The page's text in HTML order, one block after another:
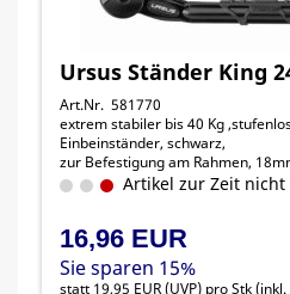
Ursus Ständer King
Art.Nr. 581770
extrem stabiler bis 40 Kg
Einbeinständer, schwarz,
zur Befestigung am Rahmen,
Artikel zur Zeit
16,96 EUR
Sie sparen 15%
statt 19,95 EUR(UVP) pro Stk